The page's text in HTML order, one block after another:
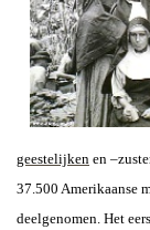
geestelijken en
37.500 Amerikaanse
deelgenomen. Het